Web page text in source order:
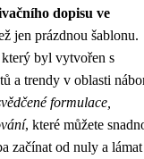
dopisu ve
jen prázdnou šablonu.
byl vytvořen s
a trendy v oblasti
formulace,
, které můžete
začínat od nuly a